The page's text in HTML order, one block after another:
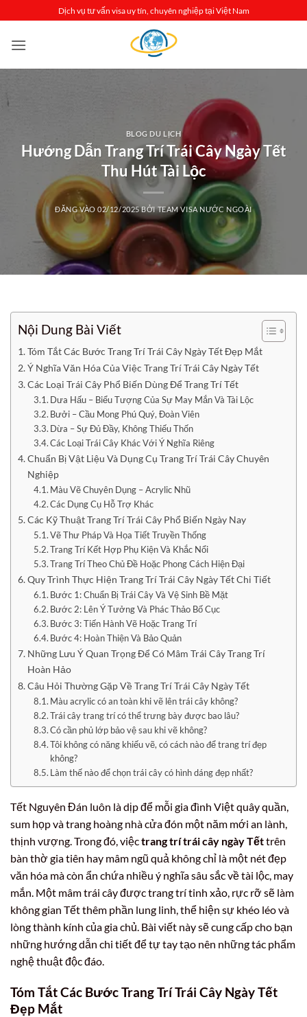
qua
nội
Dịch vụ tư vấn visa uy tín, chuyên nghiệp tại Việt Nam
BLOG DU LỊCH
Hướng Dẫn Trang Trí Trái Cây Ngày Tết
Thu Hút Tài Lộc
ĐĂNG VÀO02/12/2025BỞITEAM VISA NƯỚC NGOÀI
Nội Dung Bài Viết
Tóm Tắt Các Bước Trang Trí Trái Cây Ngày Tết Đẹp Mắt
Ý Nghĩa Văn Hóa Của Việc Trang Trí Trái Cây Ngày Tết
Các Loại Trái Cây Phổ Biến Dùng Để Trang Trí Tết
Dưa Hấu – Biểu Tượng Của Sự May Mắn Và Tài Lộc
Bưởi – Cầu Mong Phú Quý, Đoàn Viên
Dừa – Sự Đủ Đầy, Không Thiếu Thốn
Các Loại Trái Cây Khác Với Ý Nghĩa Riêng
Chuẩn Bị Vật Liệu Và Dụng Cụ Trang Trí Trái Cây Chuyên
Nghiệp
Màu Vẽ Chuyên Dụng – Acrylic Nhũ
Các Dụng Cụ Hỗ Trợ Khác
Các Kỹ Thuật Trang Trí Trái Cây Phổ Biến Ngày Nay
Vẽ Thư Pháp Và Họa Tiết Truyền Thống
Trang Trí Kết Hợp Phụ Kiện Và Khắc Nổi
Trang Trí Theo Chủ Đề Hoặc Phong Cách Hiện Đại
Quy Trình Thực Hiện Trang Trí Trái Cây Ngày Tết Chi Tiết
Bước 1: Chuẩn Bị Trái Cây Và Vệ Sinh Bề Mặt
Bước 2: Lên Ý Tưởng Và Phác Thảo Bố Cục
Bước 3: Tiến Hành Vẽ Hoặc Trang Trí
Bước 4: Hoàn Thiện Và Bảo Quản
Những Lưu Ý Quan Trọng Để Có Mâm Trái Cây Trang Trí
Hoàn Hảo
Câu Hỏi Thường Gặp Về Trang Trí Trái Cây Ngày Tết
Màu acrylic có an toàn khi vẽ lên trái cây không?
Trái cây trang trí có thể trưng bày được bao lâu?
Có cần phủ lớp bảo vệ sau khi vẽ không?
Tôi không có năng khiếu vẽ, có cách nào để trang trí đẹp
không?
Làm thế nào để chọn trái cây có hình dáng đẹp nhất?
Tết Nguyên Đán luôn là dịp để mỗi gia đình Việt quây quần,
sum họp và trang hoàng nhà cửa đón một năm mới an lành,
thịnh vượng. Trong đó, việctrang trí trái cây ngày Tếttrên
bàn thờ gia tiên hay mâm ngũ quả không chỉ là một nét đẹp
văn hóa mà còn ẩn chứa nhiều ý nghĩa sâu sắc về tài lộc, may
mắn. Một mâm trái cây được trang trí tinh xảo, rực rỡ sẽ làm
không gian Tết thêm phần lung linh, thể hiện sự khéo léo và
lòng thành kính của gia chủ. Bài viết này sẽ cung cấp cho bạn
những hướng dẫn chi tiết để tự tay tạo nên những tác phẩm
nghệ thuật độc đáo.
Tóm Tắt Các Bước Trang Trí Trái Cây Ngày Tết
Đẹp Mắt